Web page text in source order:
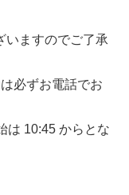
いますのでご了承
必ずお電話でお
は 10:45 からとな